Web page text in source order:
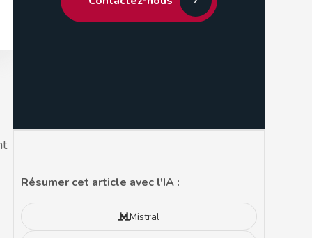
Résumer cet article avec l'IA :
Mistral